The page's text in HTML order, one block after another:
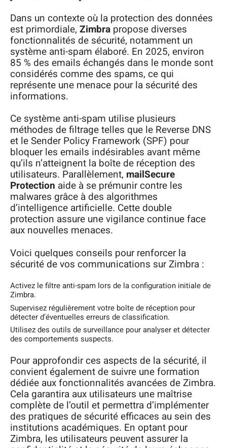
Dans un contexte où la protection des données
est primordiale, Zimbra propose diverses
fonctionnalités de sécurité, notamment un
système anti-spam élaboré. En 2025, environ
85 % des emails échangés dans le monde sont
considérés comme des spams, ce qui
représente une menace pour la sécurité des
informations.
Ce système anti-spam utilise plusieurs
méthodes de filtrage telles que le Reverse DNS
et le Sender Policy Framework (SPF) pour
bloquer les emails indésirables avant même
qu’ils n’atteignent la boîte de réception des
utilisateurs. Parallèlement, mailSecure
Protection aide à se prémunir contre les
malwares grâce à des algorithmes
d’intelligence artificielle. Cette double
protection assure une vigilance continue face
aux nouvelles menaces.
Voici quelques conseils pour renforcer la
sécurité de vos communications sur Zimbra :
Activez le filtre anti-spam lors de la configuration initiale de
Zimbra.
Supervisez régulièrement votre boîte de réception pour
détecter d’éventuelles erreurs de classification.
Utilisez des outils de surveillance pour analyser et détecter
des comportements suspects.
Pour approfondir ces aspects de la sécurité, il
convient également de suivre une formation
dédiée aux fonctionnalités avancées de Zimbra.
Cela garantira aux utilisateurs une maîtrise
complète de l’outil et permettra d’implémenter
des pratiques de sécurité efficaces au sein des
institutions académiques. En optant pour
Zimbra, les utilisateurs peuvent assurer la